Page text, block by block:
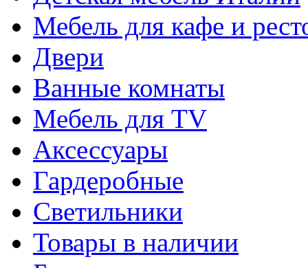
Мебель для кафе и
Двери
Ванные комнаты
Мебель для TV
Аксессуары
Гардеробные
Светильники
Товары в наличии